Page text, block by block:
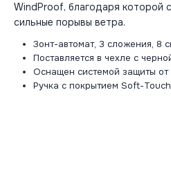
WindProof, благодаря которой
сильные порывы ветра.
Зонт-автомат, 3 сложения, 8
Поставляется в чехле с
Оснащен системой защиты от
Ручка с покрытием Soft-